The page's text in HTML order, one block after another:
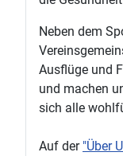
Neben dem
Ausflüge und
und machen
sich alle
Auf der "Über